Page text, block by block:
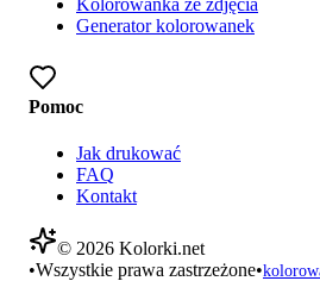
Kolorowanka ze zdjęcia
Generator kolorowanek
Pomoc
Jak drukować
FAQ
Kontakt
© 2026 Kolorki.net
•Wszystkie prawa zastrzeżone•